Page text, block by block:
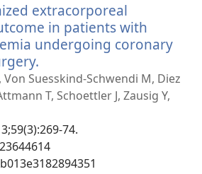
extracorporeal
in patients with
undergoing coronary
ახალი
ფანჯარა)
Von Suesskind-Schwendi M, Diez
T, Schoettler J, Zausig Y,
74.